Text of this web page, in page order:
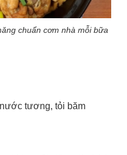
chuẩn cơm nhà mỗi bữa
tương, tỏi băm